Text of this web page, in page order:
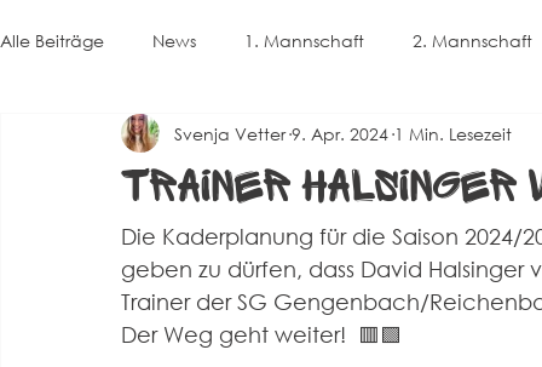
Alle Beiträge News 1. Mannschaft 2. Mannschaft
Spielberichte Herren 2 Corona Events Alte
Trainer
Svenja Vetter 9. Apr. 2024 1 Min. Lesezeit
Die Kaderplanung für die Saison
geben zu dürfen, dass David Halsinger
Trainer der SG Gengenbach/
Der Weg geht weiter!  🟥🟩